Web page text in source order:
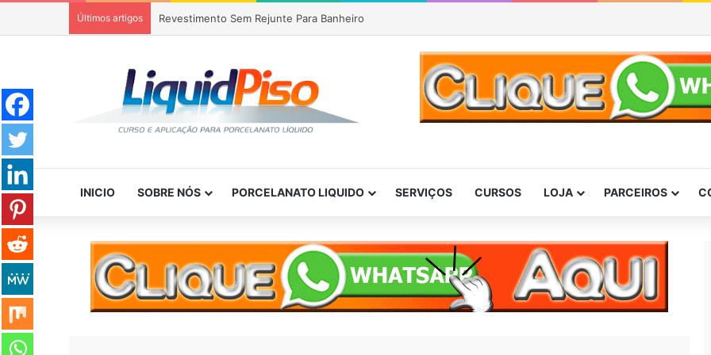
Últimos artigos Piso Epóxi em Banheiro Anália Franco SP
INICIO SOBRE NÓS PORCELANATO LIQUIDO SERVIÇOS CURSOS LOJA PARCEIROS